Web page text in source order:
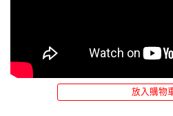
放入購物